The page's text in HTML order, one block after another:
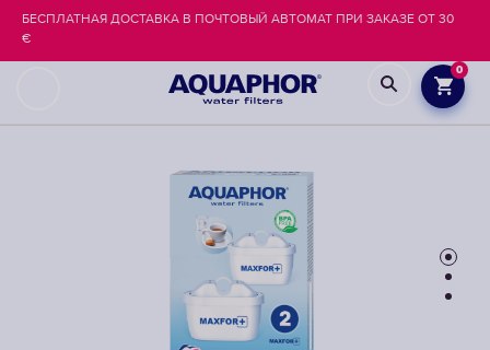
0
БЕСПЛАТНАЯ ДОСТАВКА В ПОЧТОВЫЙ АВТОМАТ ПРИ ЗАКАЗЕ ОТ 30
€